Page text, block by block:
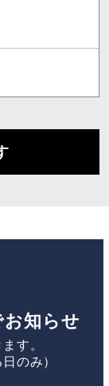
知らせ
す。
のみ）